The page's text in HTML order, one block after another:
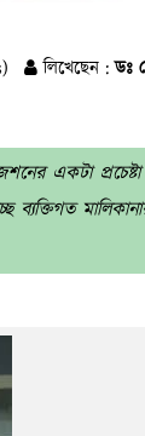
লিখেছেন :ডঃ
একটা